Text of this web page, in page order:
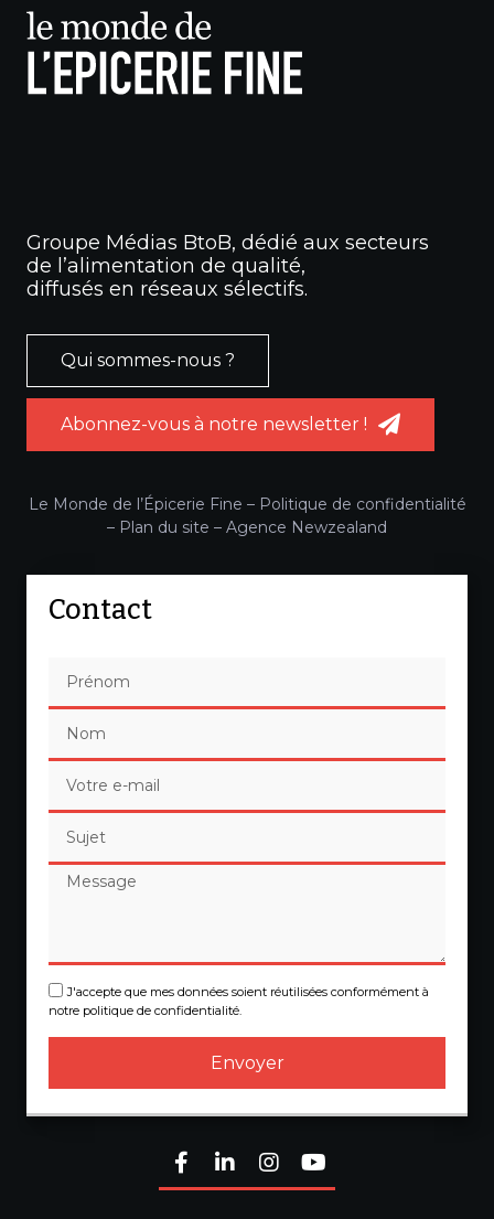
Groupe Médias BtoB, dédié aux secteurs
de l’alimentation de qualité,
diffusés en réseaux sélectifs.
Qui sommes-nous ?
Abonnez-vous à notre newsletter !
Le Monde de l’Épicerie Fine – Politique de confidentialité
– Plan du site – Agence Newzealand
Contact
J'accepte que mes données soient réutilisées conformément à
notre politique de confidentialité.
Envoyer